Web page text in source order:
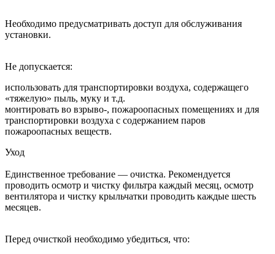
Необходимо предусматривать доступ для обслуживания
установки.
Не допускается:
использовать для транспортировки воздуха, содержащего
«тяжелую» пыль, муку и т.д.
монтировать во взрыво-, пожароопасных помещениях и для
транспортировки воздуха с содержанием паров
пожароопасных веществ.
Уход
Единственное требование — очистка. Рекомендуется
проводить осмотр и чистку фильтра каждый месяц, осмотр
вентилятора и чистку крыльчатки проводить каждые шесть
месяцев.
Перед очисткой необходимо убедиться, что: